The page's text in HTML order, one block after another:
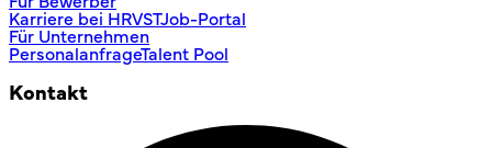
Karriere bei HRVSTJob-Portal
Für Unternehmen
PersonalanfrageTalent Pool
Kontakt